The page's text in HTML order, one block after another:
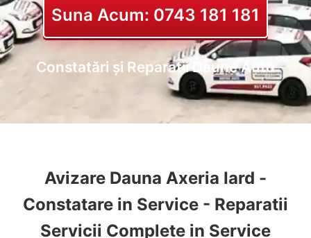
Suna Acum: 0743 181 181
Constatări și Reparatii Daune Auto
Avizare Dauna Axeria Iard -
Constatare in Service - Reparatii
Servicii Complete in Service